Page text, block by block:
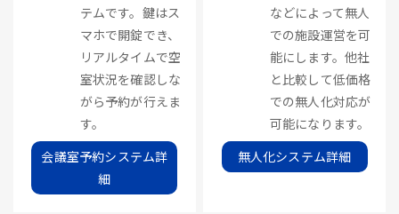
テムです。鍵はス
マホで開錠でき、
リアルタイムで空
室状況を確認しな
がら予約が行えま
す。
会議室予約システム詳
細
などによって無人
での施設運営を可
能にします。他社
と比較して低価格
での無人化対応が
可能になります。
無人化システム詳細